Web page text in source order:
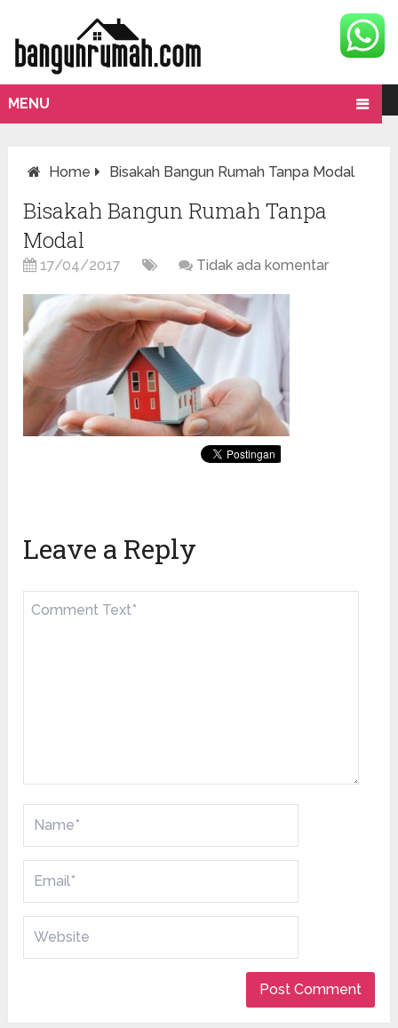
MENU
Home Bisakah Bangun Rumah Tanpa Modal
Bisakah Bangun Rumah Tanpa
Modal
17/04/2017 Tidak ada komentar
Leave a Reply